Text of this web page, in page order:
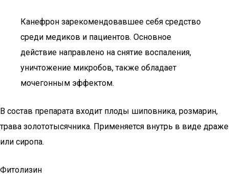
Канефрон зарекомендовавшее себя средство
среди медиков и пациентов. Основное
действие направлено на снятие воспаления,
уничтожение микробов, также обладает
мочегонным эффектом.
В состав препарата входит плоды шиповника, розмарин,
трава золототысячника. Применяется внутрь в виде драже
или сиропа.
Фитолизин